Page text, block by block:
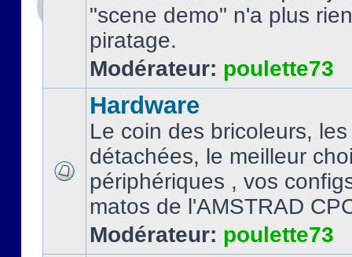
"scene demo" n'a plus
piratage.
Modérateur: poulette73
Hardware
Le coin des bricoleurs,
détachées, le meilleur
périphériques , vos
matos de l'AMSTRAD
Modérateur: poulette73